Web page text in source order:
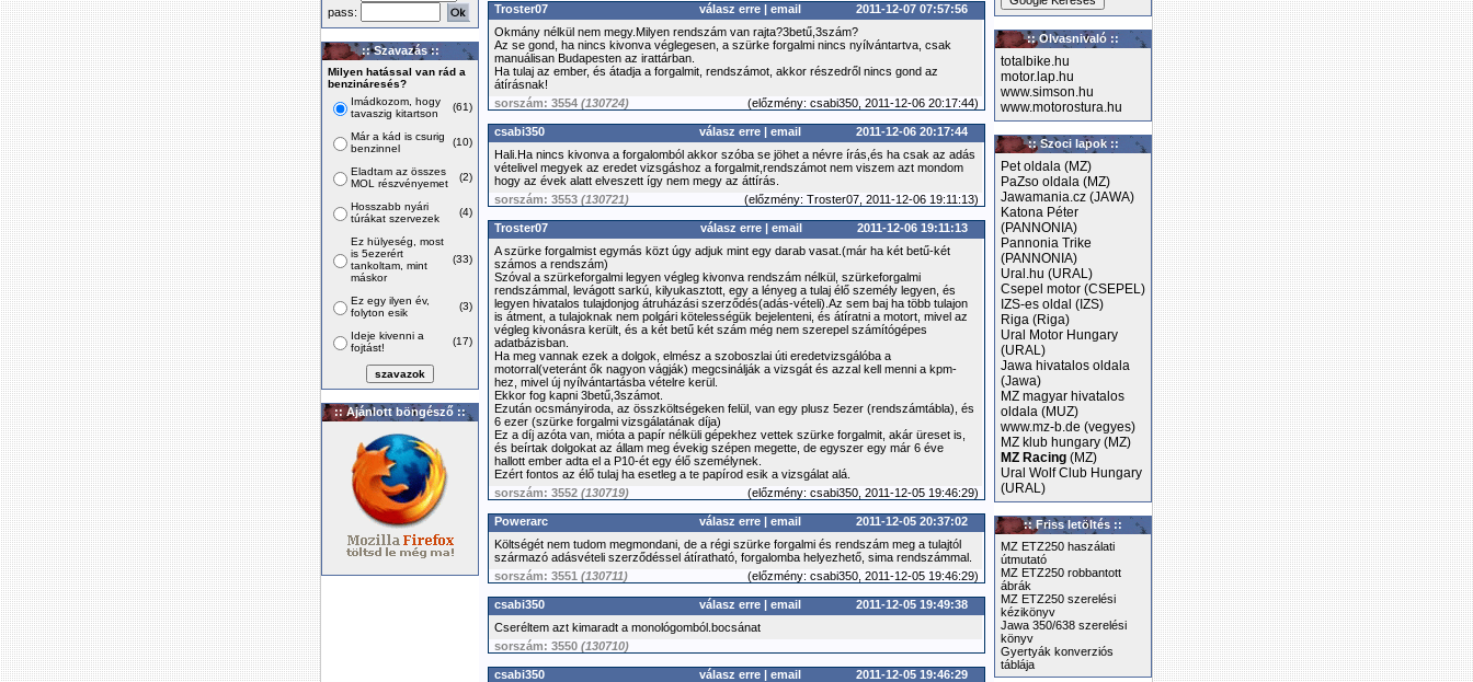
pass:
:: Szavazás ::
Milyen hatással van rád a
benzináresés?
Imádkozom, hogy
tavaszig kitartson
(61)
Már a kád is csurig
benzinnel
(10)
Eladtam az összes
MOL részvényemet
(2)
Hosszabb nyári
túrákat szervezek
(4)
Ez hülyeség, most
is 5ezerért
tankoltam, mint
máskor
(33)
Ez egy ilyen év,
folyton esik
(3)
Ideje kivenni a
fojtást!
(17)
:: Ajánlott böngésző ::
Troster07 válasz erre | email
2011-12-07 07:57:56
Okmány nélkül nem megy.Milyen rendszám van rajta?3betű,3szám?
Az se gond, ha nincs kivonva véglegesen, a szürke forgalmi nincs nyílvántartva, csak
manuálisan Budapesten az irattárban.
Ha tulaj az ember, és átadja a forgalmit, rendszámot, akkor részedről nincs gond az
átírásnak!
sorszám: 3554 (130724) (előzmény: csabi350, 2011-12-06 20:17:44)
csabi350 válasz erre | email
2011-12-06 20:17:44
Hali.Ha nincs kivonva a forgalomból akkor szóba se jöhet a névre írás,és ha csak az adás
vételivel megyek az eredet vizsgáshoz a forgalmit,rendszámot nem viszem azt mondom
hogy az évek alatt elveszett így nem megy az áttírás.
sorszám: 3553 (130721) (előzmény: Troster07, 2011-12-06 19:11:13)
Troster07 válasz erre | email
2011-12-06 19:11:13
A szürke forgalmist egymás közt úgy adjuk mint egy darab vasat.(már ha két betű-két
számos a rendszám)
Szóval a szürkeforgalmi legyen végleg kivonva rendszám nélkül, szürkeforgalmi
rendszámmal, levágott sarkú, kilyukasztott, egy a lényeg a tulaj élő személy legyen, és
legyen hivatalos tulajdonjog átruházási szerződés(adás-vételi).Az sem baj ha több tulajon
is átment, a tulajoknak nem polgári kötelességük bejelenteni, és átíratni a motort, mivel az
végleg kivonásra került, és a két betű két szám még nem szerepel számítógépes
adatbázisban.
Ha meg vannak ezek a dolgok, elmész a szoboszlai úti eredetvizsgálóba a
motorral(veteránt ők nagyon vágják) megcsinálják a vizsgát és azzal kell menni a kpm-
hez, mivel új nyílvántartásba vételre kerül.
Ekkor fog kapni 3betű,3számot.
Ezután ocsmányiroda, az összköltségeken felül, van egy plusz 5ezer (rendszámtábla), és
6 ezer (szürke forgalmi vizsgálatának díja)
Ez a díj azóta van, mióta a papír nélküli gépekhez vettek szürke forgalmit, akár üreset is,
és beírtak dolgokat az állam meg évekig szépen megette, de egyszer egy már 6 éve
hallott ember adta el a P10-ét egy élő személynek.
Ezért fontos az élő tulaj ha esetleg a te papírod esik a vizsgálat alá.
sorszám: 3552 (130719) (előzmény: csabi350, 2011-12-05 19:46:29)
Powerarc válasz erre | email
2011-12-05 20:37:02
Költségét nem tudom megmondani, de a régi szürke forgalmi és rendszám meg a tulajtól
származó adásvételi szerződéssel átíratható, forgalomba helyezhető, sima rendszámmal.
sorszám: 3551 (130711) (előzmény: csabi350, 2011-12-05 19:46:29)
csabi350 válasz erre | email
2011-12-05 19:49:38
Cseréltem azt kimaradt a monológomból.bocsánat
sorszám: 3550 (130710)
csabi350 válasz erre | email
2011-12-05 19:46:29
:: Olvasnivaló ::
totalbike.hu
motor.lap.hu
www.simson.hu
www.motorostura.hu
:: Szoci lapok ::
Pet oldala (MZ)
PaZso oldala (MZ)
Jawamania.cz (JAWA)
Katona Péter
(PANNONIA)
Pannonia Trike
(PANNONIA)
Ural.hu (URAL)
Csepel motor (CSEPEL)
IZS-es oldal (IZS)
Riga (Riga)
Ural Motor Hungary
(URAL)
Jawa hivatalos oldala
(Jawa)
MZ magyar hivatalos
oldala (MUZ)
www.mz-b.de (vegyes)
MZ klub hungary (MZ)
MZ Racing (MZ)
Ural Wolf Club Hungary
(URAL)
:: Friss letöltés ::
MZ ETZ250 haszálati
útmutató
MZ ETZ250 robbantott
ábrák
MZ ETZ250 szerelési
kézikönyv
Jawa 350/638 szerelési
könyv
Gyertyák konverziós
táblája